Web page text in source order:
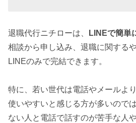
退職代行ニチローは、 LINEで簡単
相談から申し込み、退職に関する
LINEのみで完結できます。
特に、若い世代は電話やメールよ
使いやすいと感じる方が多いので
ない人と電話で話すのが苦手な人